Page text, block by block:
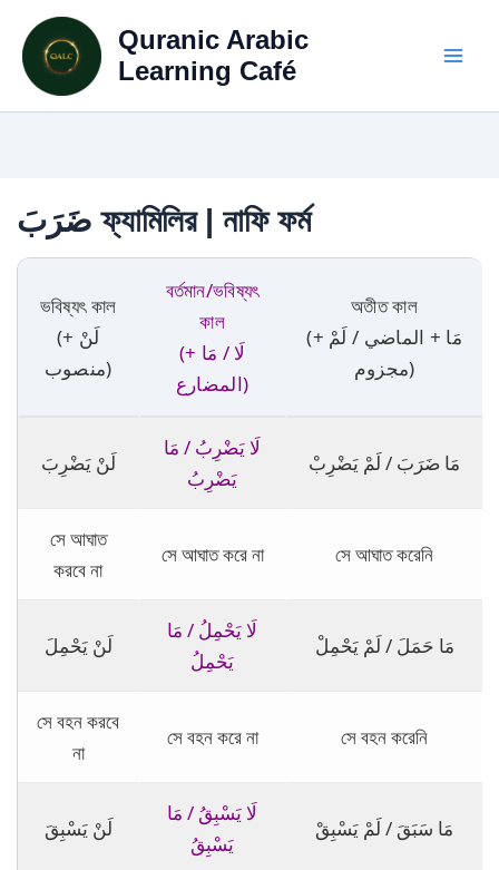
content
Quranic Arabic
Learning Café
ضَرَبَ ফ্যামিলির | নাফি ফর্ম
ভবিষ্যৎ কাল
(لَنْ +
منصوب)
বর্তমান/ভবিষ্যৎ
কাল
(لَا / مَا +
المضارع)
অতীত কাল
(مَا + الماضي / لَمْ +
مجزوم)
لَنْ يَضْرِبَ
لَا يَضْرِبُ / مَا
يَضْرِبُ
مَا ضَرَبَ / لَمْ يَضْرِبْ
সে আঘাত
করবে না
সে আঘাত করে না সে আঘাত করেনি
لَنْ يَحْمِلَ
لَا يَحْمِلُ / مَا
يَحْمِلُ
مَا حَمَلَ / لَمْ يَحْمِلْ
সে বহন করবে
না
সে বহন করে না সে বহন করেনি
لَنْ يَسْبِقَ
لَا يَسْبِقُ / مَا
يَسْبِقُ
مَا سَبَقَ / لَمْ يَسْبِقْ